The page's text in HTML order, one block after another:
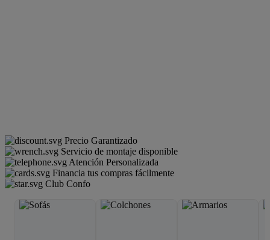
Precio Garantizado
Servicio de montaje disponible
Atención Personalizada
Financia tus compras fácilmente
Club Confo